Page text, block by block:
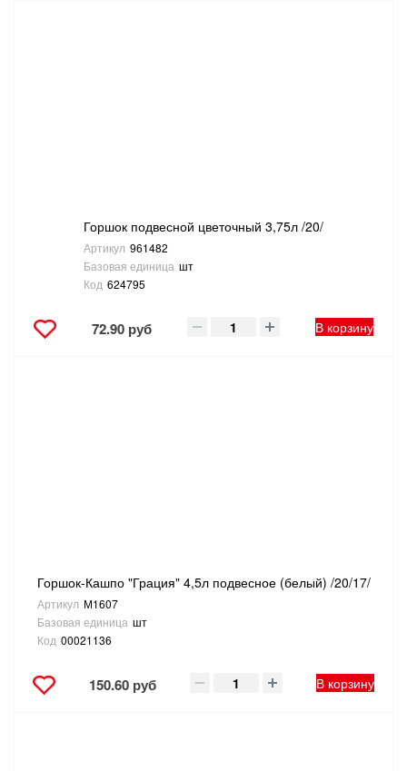
ЭЛЕКТРОМОНТАЖНЫЕ ТОВАРЫ, СВЕТОТЕХНИКА
Горшок подвесной цветочный 3,75л /20/
Артикул 961482
Базовая единица шт
Код 624795
72.90 руб В корзину
Горшок-Кашпо "Грация" 4,5л подвесное (белый) /20/17/
Артикул М1607
Базовая единица шт
Код 00021136
150.60 руб В корзину